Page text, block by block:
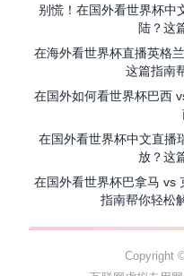
别慌！在国外看世界杯中
陆？这
在海外看世界杯直播英格
这篇指南
在国外如何看世界杯巴西
在国外看世界杯中文直播
放？这
在国外看世界杯巴拿马 vs
指南帮你轻松
Copyright